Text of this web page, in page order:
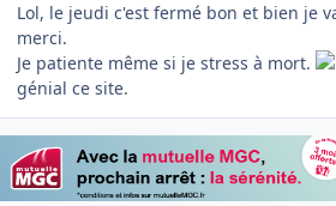
Lol, le jeudi c'est fermé bon et bien je
merci.
Je patiente même si je stress à mort.
génial ce site.